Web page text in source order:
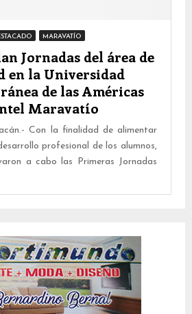
MARAVATÍO
Jornadas del área de
en la Universidad
de las Américas
Maravatío
Con la finalidad de alimentar
profesional de los alumnos,
a cabo las Primeras Jornadas